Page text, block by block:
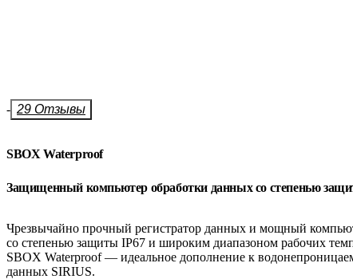
- 29 Отзывы
SBOX Waterproof
Защищенный компьютер обработки данных со степенью
Чрезвычайно прочный регистратор данных и мощный
со степенью защиты IP67 и широким диапазоном рабочих
SBOX Waterproof — идеальное дополнение к
данных SIRIUS.